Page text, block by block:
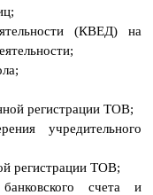
(КВЕД) на
регистрации ТОВ;
учредительного
регистрации ТОВ;
счета и